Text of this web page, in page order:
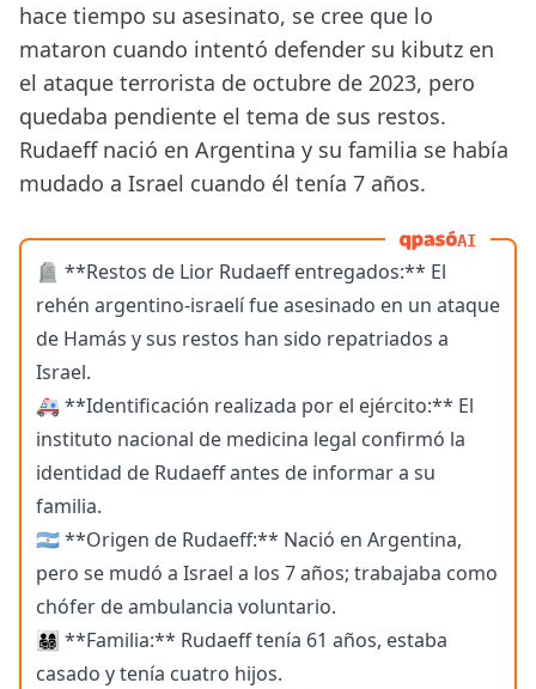
hace tiempo su asesinato, se cree que lo
mataron cuando intentó defender su kibutz en
el ataque terrorista de octubre de 2023, pero
quedaba pendiente el tema de sus restos.
Rudaeff nació en Argentina y su familia se había
mudado a Israel cuando él tenía 7 años.
AI
🪦 **Restos de Lior Rudaeff entregados:** El
rehén argentino-israelí fue asesinado en un ataque
de Hamás y sus restos han sido repatriados a
Israel.
🚑 **Identificación realizada por el ejército:** El
instituto nacional de medicina legal confirmó la
identidad de Rudaeff antes de informar a su
familia.
🇦🇷 **Origen de Rudaeff:** Nació en Argentina,
pero se mudó a Israel a los 7 años; trabajaba como
chófer de ambulancia voluntario.
👨‍👩‍👧‍👦 **Familia:** Rudaeff tenía 61 años, estaba
casado y tenía cuatro hijos.